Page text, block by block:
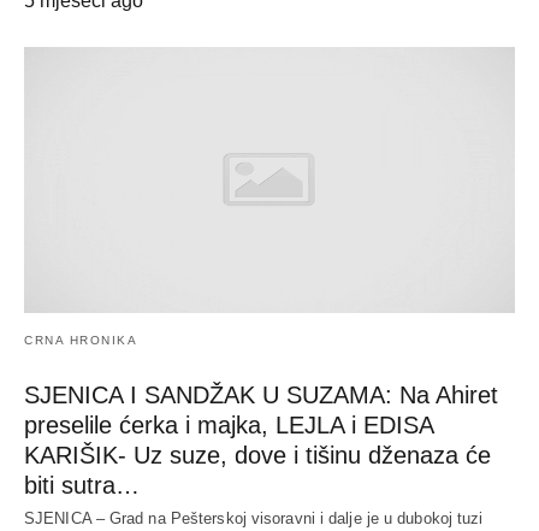
CRNA HRONIKA
SJENICA I SANDŽAK U SUZAMA: Na Ahiret
preselile ćerka i majka, LEJLA i EDISA
KARIŠIK- Uz suze, dove i tišinu dženaza će
biti sutra…
SJENICA – Grad na Pešterskoj visoravni i dalje je u dubokoj tuzi